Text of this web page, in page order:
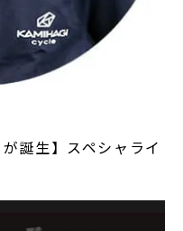
誕生】スペシャライ